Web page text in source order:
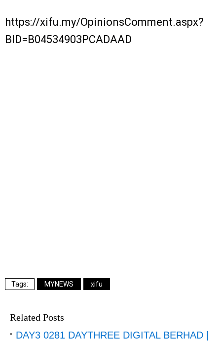
https://xifu.my/OpinionsComment.aspx?
BID=B04534903PCADAAD
MYNEWS xifu
Related Posts
DAY3 0281 DAYTHREE DIGITAL BERHAD |